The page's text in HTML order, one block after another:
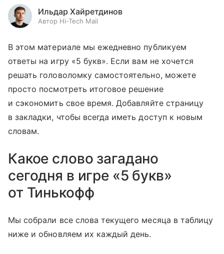
Ильдар Хайретдинов
Автор Hi-Tech Mail
В этом материале мы ежедневно публикуем
ответы на игру «5 букв». Если вам не хочется
решать головоломку самостоятельно, можете
просто посмотреть итоговое решение
и сэкономить свое время. Добавляйте страницу
в закладки, чтобы всегда иметь доступ к новым
словам.
Какое слово загадано
сегодня в игре «5 букв»
от Тинькофф
Мы собрали все слова текущего месяца в таблицу
ниже и обновляем их каждый день.